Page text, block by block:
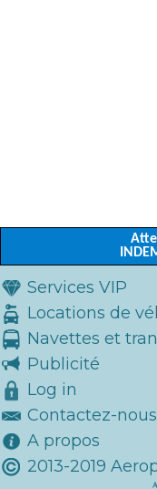
Services VIP
Locations de
Navettes et
Publicité
Log in
Contactez-nous
A propos
2013-2019